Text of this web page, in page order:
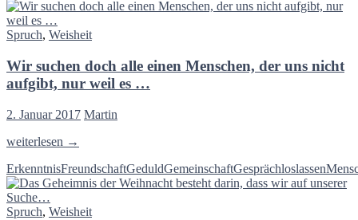
ist
das
erste,
zu
lernen
ist.
Solange
man
sucht,
macht
man
nur
einen
Schaufensterbummel…
Spruch, Weisheit
Wir suchen doch alle einen Menschen, der uns nicht
aufgibt, nur weil es …
2. Januar 2017 Martin
Wir
doch
alle
einen
Menschen,
weiterlesen →
ErkenntnisFreundschaftGeduldGemeinschaftGesprächloslassen
Spruch, Weisheit